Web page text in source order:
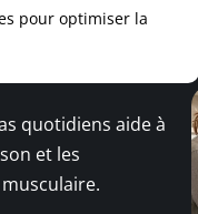
pour optimiser la
quotidiens aide à
et les